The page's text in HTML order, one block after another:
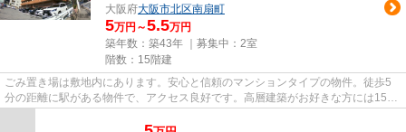
大阪府大阪市北区南扇町
5万円～5.5万円
築年数：築43年 ｜募集中： 2室
階数：15階建
ごみ置き場は敷地内にあります。安心と信頼のマンションタイプの物件。徒歩5
分の距離に駅がある物件で、アクセス良好です。高層建築がお好きな方には15階